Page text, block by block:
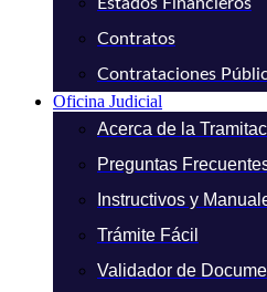
Contratos
Contrataciones
Oficina Judicial
Acerca de la
Preguntas
Instructivos y
Trámite Fácil
Validador de